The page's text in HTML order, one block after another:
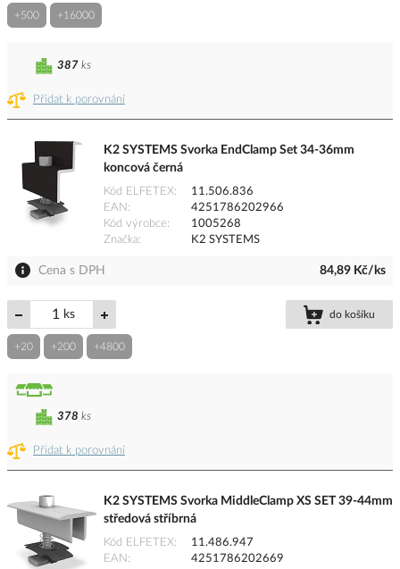
+500 +16000
Přidat k porovnání
387 ks
K2 SYSTEMS Svorka EndClamp Set 34-36mm
koncová černá
Kód ELFETEX
11.506.836
EAN
4251786202966
Kód výrobce
1005268
Značka
K2 SYSTEMS
Cena s DPH 84,89 Kč/ks
ks do košíku
+20 +200 +4800
Přidat k porovnání
378 ks
K2 SYSTEMS Svorka MiddleClamp XS SET 39-44mm
středová stříbrná
Kód ELFETEX
11.486.947
EAN
4251786202669